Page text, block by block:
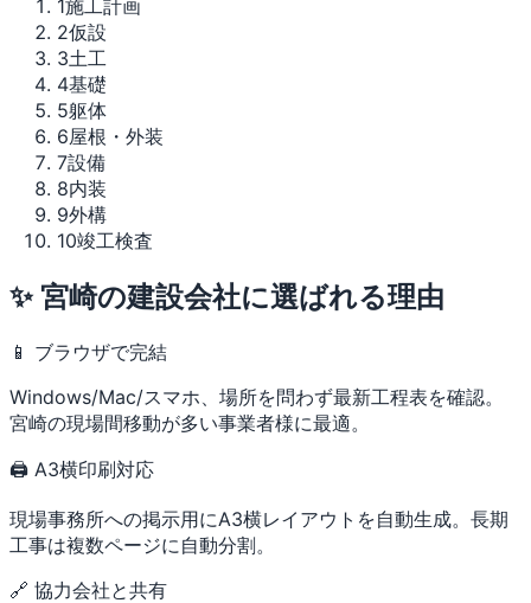
1施工計画
2仮設
3土工
4基礎
5躯体
6屋根・外装
7設備
8内装
9外構
10竣工検査
✨ 宮崎の建設会社に選ばれる理由
📱 ブラウザで完結
Windows/Mac/スマホ、場所を問わず最新工程表を確認。
宮崎の現場間移動が多い事業者様に最適。
🖨 A3横印刷対応
現場事務所への掲示用にA3横レイアウトを自動生成。長期
工事は複数ページに自動分割。
🔗 協力会社と共有